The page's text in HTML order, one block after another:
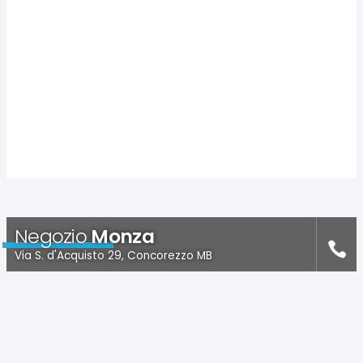
NegozioMonza
Via S. d'Acquisto 29, Concorezzo MB